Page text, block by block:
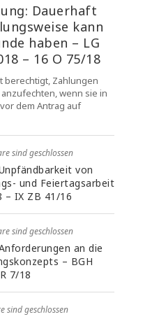
Dauerhaft
kann
haben – LG
– 16 O 75/18
berechtigt, Zahlungen
wenn sie in
dem Antrag auf
sind geschlossen
von
und Feiertagsarbeit
– IX ZB 41/16
sind geschlossen
an die
– BGH
7/18
sind geschlossen